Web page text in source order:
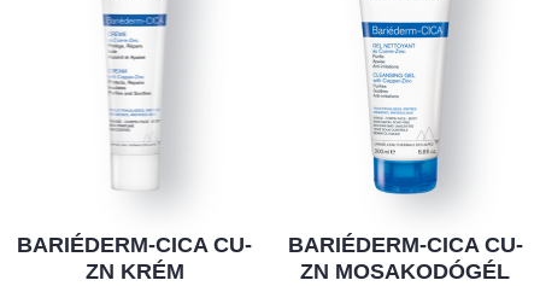
BARIÉDERM-CICA CU-
ZN KRÉM
BARIÉDERM-CICA CU-
ZN MOSAKODÓGÉL